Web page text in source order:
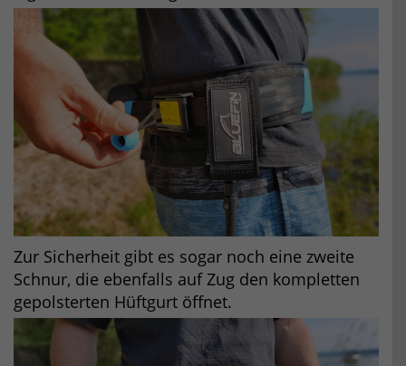
Zur Sicherheit gibt es sogar noch eine zweite
Schnur, die ebenfalls auf Zug den kompletten
gepolsterten Hüftgurt öffnet.